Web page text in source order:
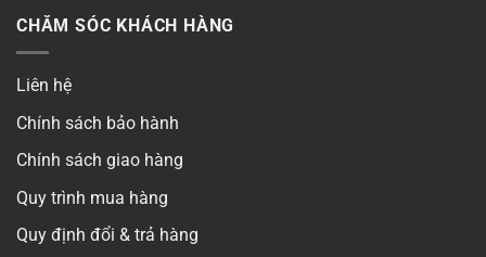
Chiều ngang
Chiều cao
Quang thông
Khoét lỗ
Chip LED
CHĂM SÓC KHÁCH HÀNG
Liên hệ
Chính sách bảo hành
Chính sách giao hàng
Quy trình mua hàng
Quy định đổi & trả hàng